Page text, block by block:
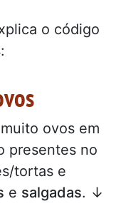
o código
ovos em
presentes no
tortas e
e salgadas. ↓